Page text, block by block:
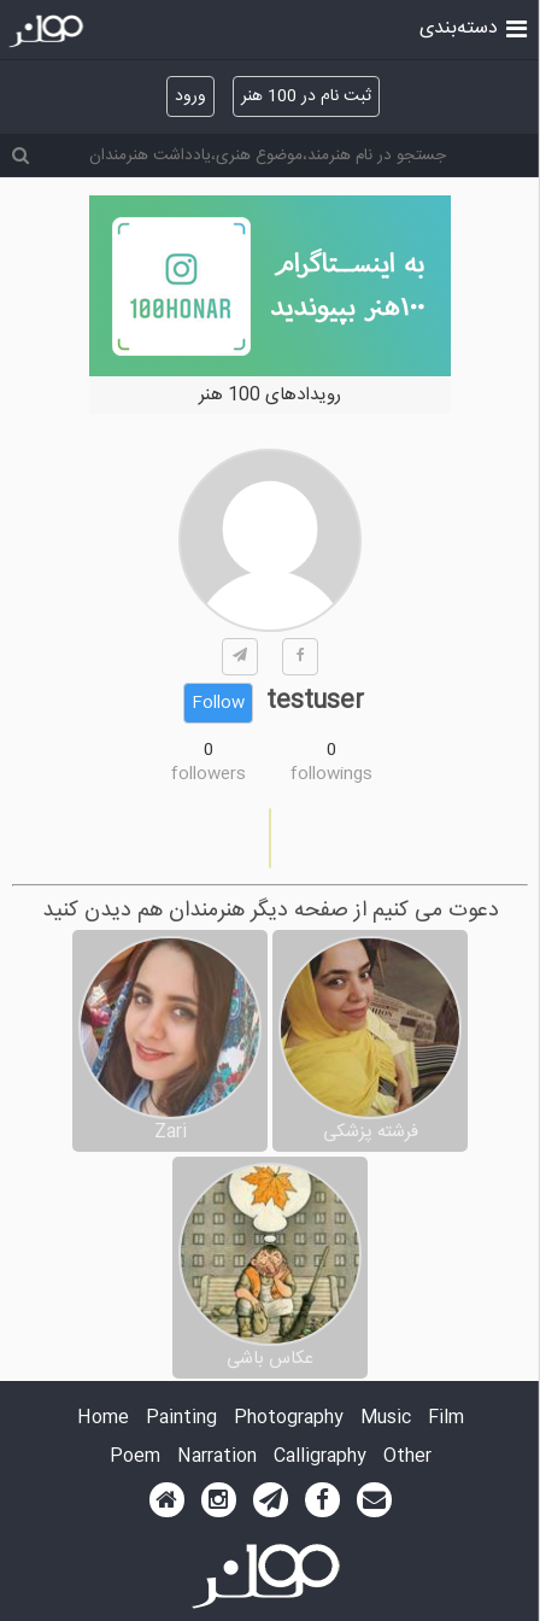
ثبت نام در 100 هنر ورود
دسته‌بندی
رویدادهای 100 هنر
testuser
Follow
0
followings
0
followers
دعوت می کنیم از صفحه دیگر هنرمندان هم دیدن کنید
فرشته پزشکی Zari
عکاس باشی
Home
Painting Photography Music
Film
Poem
Narration Calligraphy Other